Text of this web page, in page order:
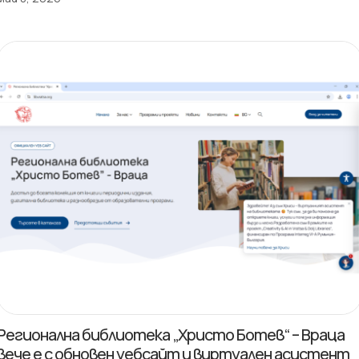
библиотека „Христо Ботев“ – Враца
е с обновен уебсайт и виртуален асистент